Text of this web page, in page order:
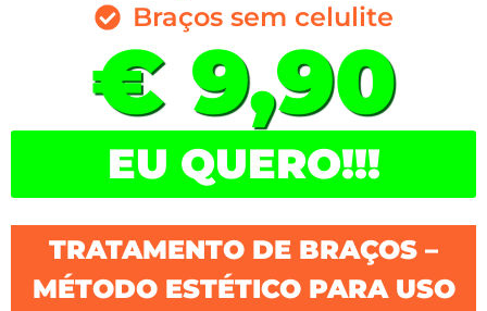
Braços sem celulite
€ 9,90
EU QUERO!!!
TRATAMENTO DE BRAÇOS –
MÉTODO ESTÉTICO PARA USO